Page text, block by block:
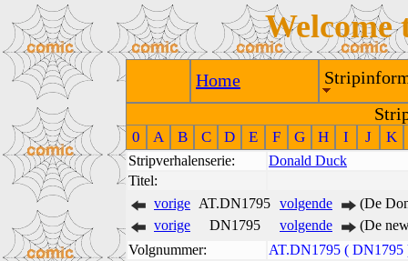
Welcome
Home
0 A B C D E F G H I J K
Stripverhalenserie:
Donald Duck
Titel:
vorige AT.DN1795 volgende
(De
vorige
DN1795 volgende
(De
Volgnummer:
AT.DN1795 ( DN1795